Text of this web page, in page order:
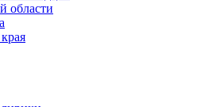
области